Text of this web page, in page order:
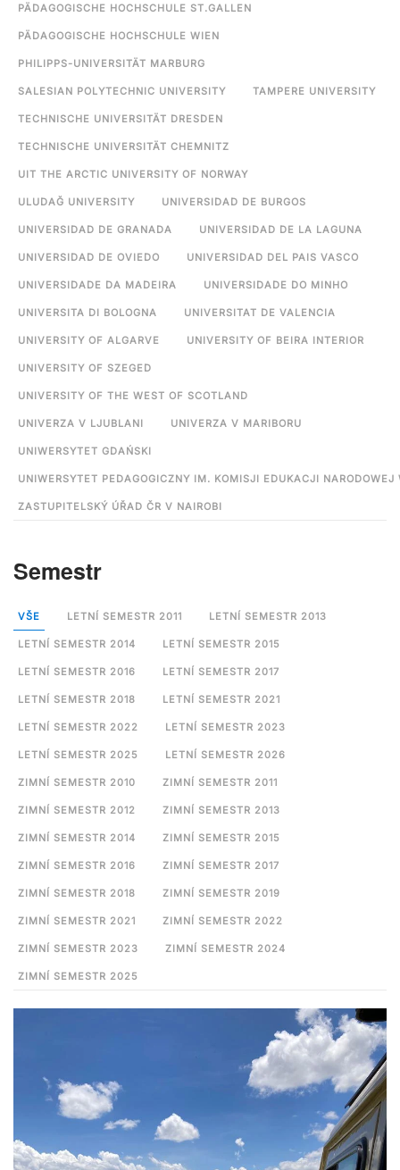
PÄDAGOGISCHE HOCHSCHULE ST.GALLEN
PÄDAGOGISCHE HOCHSCHULE WIEN
PHILIPPS-UNIVERSITÄT MARBURG
SALESIAN POLYTECHNIC UNIVERSITY TAMPERE UNIVERSITY
TECHNISCHE UNIVERSITÄT DRESDEN
TECHNISCHE UNIVERSITÄT CHEMNITZ
UIT THE ARCTIC UNIVERSITY OF NORWAY
ULUDAĞ UNIVERSITY UNIVERSIDAD DE BURGOS
UNIVERSIDAD DE GRANADA UNIVERSIDAD DE LA LAGUNA
UNIVERSIDAD DE OVIEDO UNIVERSIDAD DEL PAIS VASCO
UNIVERSIDADE DA MADEIRA UNIVERSIDADE DO MINHO
UNIVERSITA DI BOLOGNA UNIVERSITAT DE VALENCIA
UNIVERSITY OF ALGARVE UNIVERSITY OF BEIRA INTERIOR
UNIVERSITY OF SZEGED
UNIVERSITY OF THE WEST OF SCOTLAND
UNIVERZA V LJUBLANI UNIVERZA V MARIBORU
UNIWERSYTET GDAŃSKI
UNIWERSYTET PEDAGOGICZNY IM. KOMISJI EDUKACJI NARODOWEJ
ZASTUPITELSKÝ ÚŘAD ČR V NAIROBI
Semestr
VŠE LETNÍ SEMESTR 2011 LETNÍ SEMESTR 2013
LETNÍ SEMESTR 2014 LETNÍ SEMESTR 2015
LETNÍ SEMESTR 2016 LETNÍ SEMESTR 2017
LETNÍ SEMESTR 2018 LETNÍ SEMESTR 2021
LETNÍ SEMESTR 2022 LETNÍ SEMESTR 2023
LETNÍ SEMESTR 2025 LETNÍ SEMESTR 2026
ZIMNÍ SEMESTR 2010 ZIMNÍ SEMESTR 2011
ZIMNÍ SEMESTR 2012 ZIMNÍ SEMESTR 2013
ZIMNÍ SEMESTR 2014 ZIMNÍ SEMESTR 2015
ZIMNÍ SEMESTR 2016 ZIMNÍ SEMESTR 2017
ZIMNÍ SEMESTR 2018 ZIMNÍ SEMESTR 2019
ZIMNÍ SEMESTR 2021 ZIMNÍ SEMESTR 2022
ZIMNÍ SEMESTR 2023 ZIMNÍ SEMESTR 2024
ZIMNÍ SEMESTR 2025